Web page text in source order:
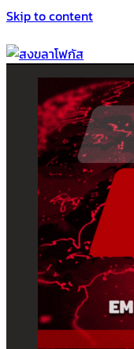
Skip to content
สงขลาโฟกัส
ติดตามข่าวสาร ภาคใต้